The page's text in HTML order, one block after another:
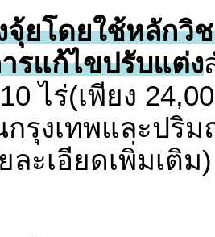
จุ้ยโดยใช้หลัก
รแก้ไขปรับแต่ง
ไร่(เพียง
กรุงเทพและป
ะเอียดเพิ่มเติม)